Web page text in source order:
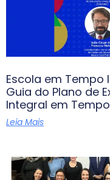
Escola em Tempo
Guia do Plano de
Integral em
Leia Mais